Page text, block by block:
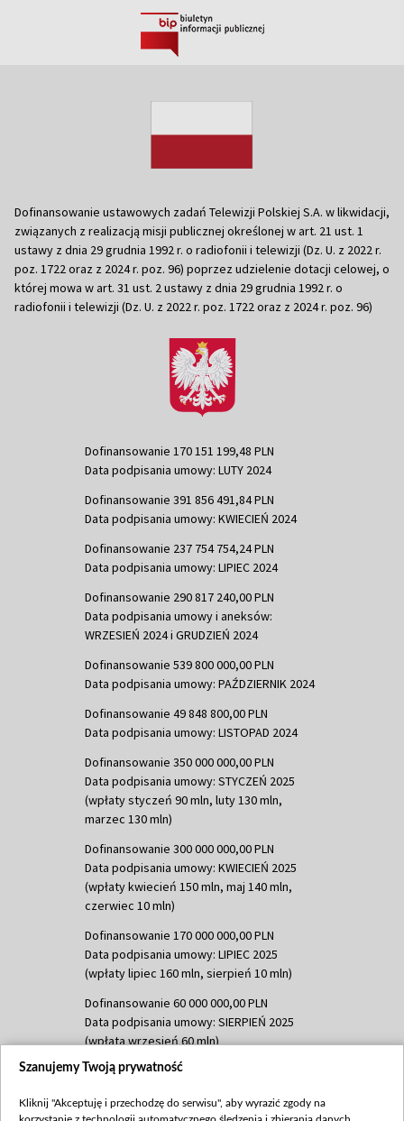
Dofinansowanie ustawowych zadań Telewizji Polskiej S.A. w likwidacji,
związanych z realizacją misji publicznej określonej w art. 21 ust. 1
ustawy z dnia 29 grudnia 1992 r. o radiofonii i telewizji (Dz. U. z 2022 r.
poz. 1722 oraz z 2024 r. poz. 96) poprzez udzielenie dotacji celowej, o
której mowa w art. 31 ust. 2 ustawy z dnia 29 grudnia 1992 r. o
radiofonii i telewizji (Dz. U. z 2022 r. poz. 1722 oraz z 2024 r. poz. 96)
Dofinansowanie 170 151 199,48 PLN
Data podpisania umowy: LUTY 2024
Dofinansowanie 391 856 491,84 PLN
Data podpisania umowy: KWIECIEŃ 2024
Dofinansowanie 237 754 754,24 PLN
Data podpisania umowy: LIPIEC 2024
Dofinansowanie 290 817 240,00 PLN
Data podpisania umowy i aneksów:
WRZESIEŃ 2024 i GRUDZIEŃ 2024
Dofinansowanie 539 800 000,00 PLN
Data podpisania umowy: PAŹDZIERNIK 2024
Dofinansowanie 49 848 800,00 PLN
Data podpisania umowy: LISTOPAD 2024
Dofinansowanie 350 000 000,00 PLN
Data podpisania umowy: STYCZEŃ 2025
(wpłaty styczeń 90 mln, luty 130 mln,
marzec 130 mln)
Dofinansowanie 300 000 000,00 PLN
Data podpisania umowy: KWIECIEŃ 2025
(wpłaty kwiecień 150 mln, maj 140 mln,
czerwiec 10 mln)
Dofinansowanie 170 000 000,00 PLN
Data podpisania umowy: LIPIEC 2025
(wpłaty lipiec 160 mln, sierpień 10 mln)
Dofinansowanie 60 000 000,00 PLN
Data podpisania umowy: SIERPIEŃ 2025
(wpłata wrzesień 60 mln)
Dofinansowanie 635 783 051,21 PLN
(wpłata wrzesień 100 mln, październik 350
Szanujemy Twoją prywatność
Kliknij "Akceptuję i przechodzę do serwisu", aby wyrazić zgody na